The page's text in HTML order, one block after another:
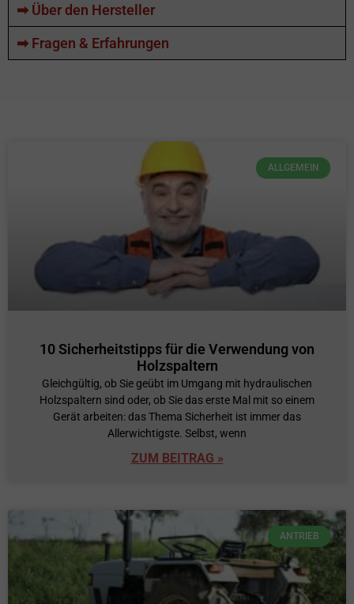
➡ Über den Hersteller
➡ Fragen & Erfahrungen
ALLGEMEIN
10 Sicherheitstipps für die Verwendung von
Holzspaltern
Gleichgültig, ob Sie geübt im Umgang mit hydraulischen
Holzspaltern sind oder, ob Sie das erste Mal mit so einem
Gerät arbeiten: das Thema Sicherheit ist immer das
Allerwichtigste. Selbst, wenn
ZUM BEITRAG »
ANTRIEB